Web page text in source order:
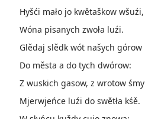
Hyšći mało jo kwětaškow wšuźi,
Wóna pisanych zwoła luźi.
Glědaj slědk wót našych górow
Do města a do tych dwórow:
Z wuskich gasow, z wrotow śmy
Mjerwjeńce luźi do swětła kśě.